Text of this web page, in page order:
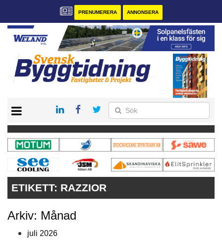
PRENUMERERA ANNONSERA
PRENUMERERA
VÅRA ANDRA MAGASIN
ANNONSERA
KONTAKT
ETIKETT: RAZZIOR
Arkiv: Månad
juli 2026